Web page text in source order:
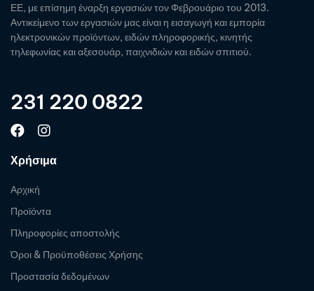
ΕΕ, με επίσημη έναρξη εργασιών τον Φεβρουάριο του 2013.
Αντικείμενο των εργασιών μας είναι η εισαγωγή και εμπορία
ηλεκτρονικών προϊόντων, ειδών πληροφορικής, κινητής
τηλεφωνίας και αξεσουάρ, παιχνιδιών και ειδών σπιτιού.
231 220 0822
Χρήσιμα
Αρχική
Προϊόντα
Πληροφορίες αποστολής
Όροι & Προϋποθέσεις Χρήσης
Προστασία δεδομένων